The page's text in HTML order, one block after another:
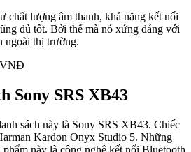
chất lượng âm thanh, khả năng kết nối
đủ tốt. Bởi thế mà nó xứng đáng với
ngoài thị trường.
VNĐ
Sony SRS XB43
sách này là Sony SRS XB43. Chiếc
Kardon Onyx Studio 5. Những
này là công nghệ kết nối Bluetooth